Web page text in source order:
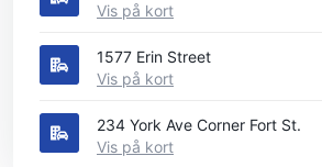
Vis på kort
1577 Erin Street
Vis på kort
234 York Ave Corner Fort St.
Vis på kort